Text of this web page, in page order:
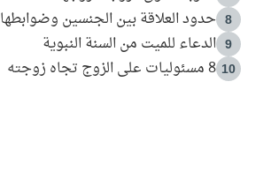
8 حدود العلاقة بين الجنسين وضوابطها
9 الدعاء للميت من السنة النبوية
10 8 مسئوليات على الزوج تجاه زوجته